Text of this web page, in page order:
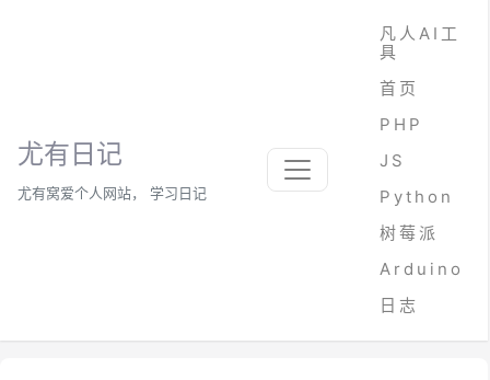
尤有日记
尤有窝爱个人网站， 学习日记
凡人AI工
具
首页
PHP
JS
Python
树莓派
Arduino
日志